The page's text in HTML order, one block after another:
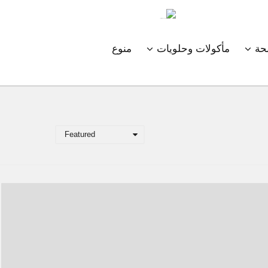
مأكولات وحلويات منوع
Featured